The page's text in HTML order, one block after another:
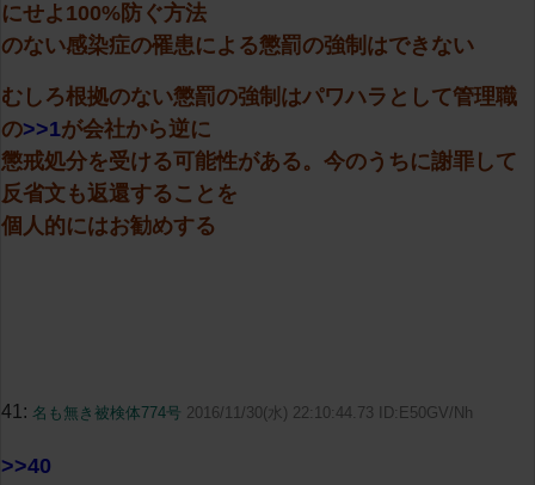
にせよ100%防ぐ方法
のない感染症の罹患による懲罰の強制はできない
むしろ根拠のない懲罰の強制はパワハラとして管理職
の>>1が会社から逆に
懲戒処分を受ける可能性がある。今のうちに謝罪して
反省文も返還することを
個人的にはお勧めする
41: 名も無き被検体774号 2016/11/30(水) 22:10:44.73 ID:E50GV/Nh
>>40